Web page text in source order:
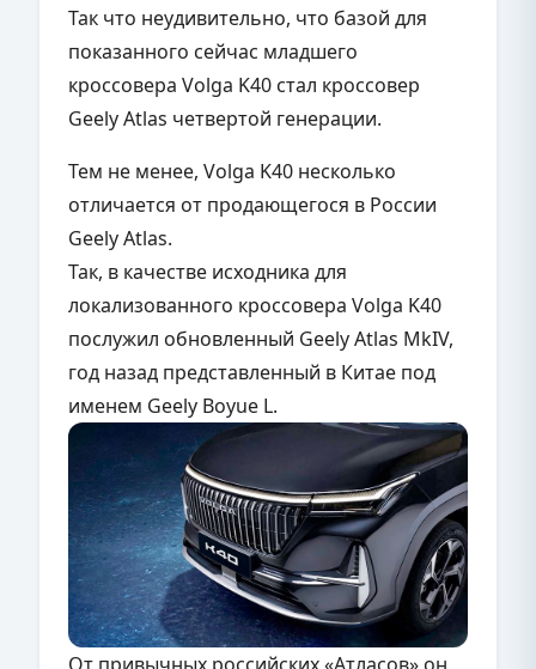
Так что неудивительно, что базой для
показанного сейчас младшего
кроссовера Volga K40 стал кроссовер
Geely Atlas четвертой генерации.
Тем не менее, Volga K40 несколько
отличается от продающегося в России
Geely Atlas.
Так, в качестве исходника для
локализованного кроссовера Volga K40
послужил обновленный Geely Atlas MkIV,
год назад представленный в Китае под
именем Geely Boyue L.